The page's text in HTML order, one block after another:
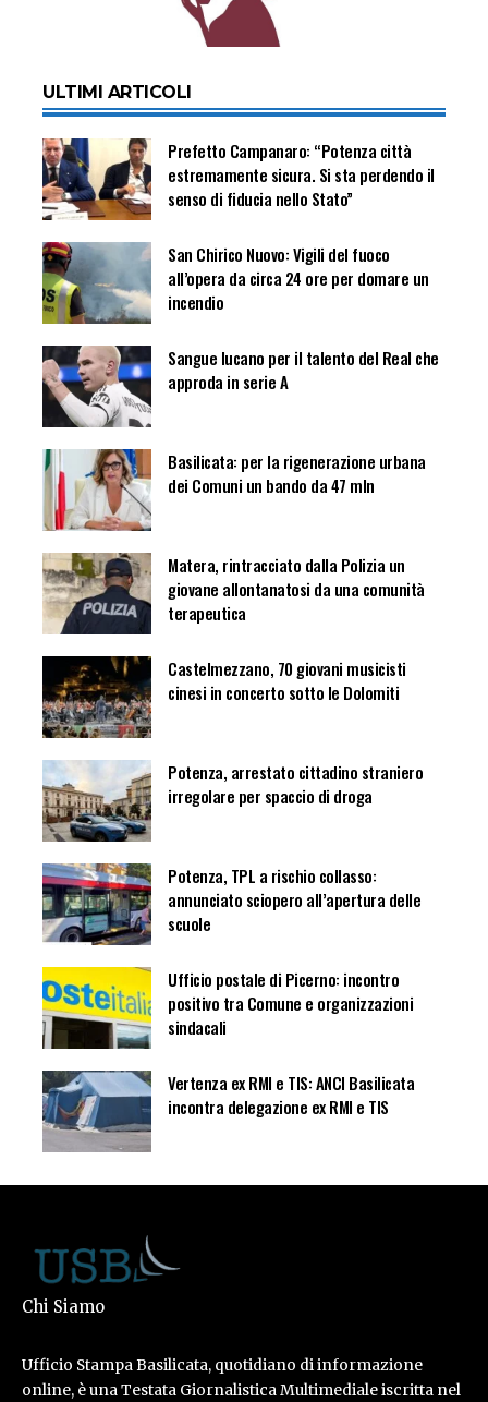
ULTIMI ARTICOLI
Prefetto Campanaro: “Potenza città
estremamente sicura. Si sta perdendo il
senso di fiducia nello Stato”
San Chirico Nuovo: Vigili del fuoco
all’opera da circa 24 ore per domare un
incendio
Sangue lucano per il talento del Real che
approda in serie A
Basilicata: per la rigenerazione urbana
dei Comuni un bando da 47 mln
Matera, rintracciato dalla Polizia un
giovane allontanatosi da una comunità
terapeutica
Castelmezzano, 70 giovani musicisti
cinesi in concerto sotto le Dolomiti
Potenza, arrestato cittadino straniero
irregolare per spaccio di droga
Potenza, TPL a rischio collasso:
annunciato sciopero all’apertura delle
scuole
Ufficio postale di Picerno: incontro
positivo tra Comune e organizzazioni
sindacali
Vertenza ex RMI e TIS: ANCI Basilicata
incontra delegazione ex RMI e TIS
Chi Siamo
Ufficio Stampa Basilicata, quotidiano di informazione
online, è una Testata Giornalistica Multimediale iscritta nel